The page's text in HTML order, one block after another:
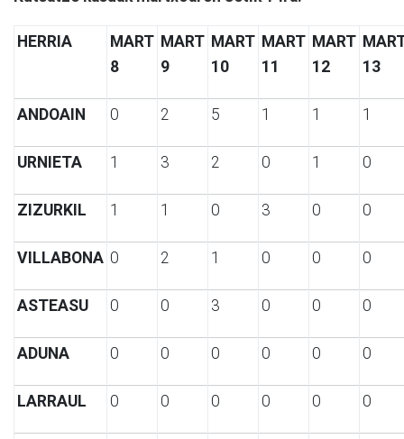
HERRIA
MART
8
MART
9
MART
10
MART
11
MART
12
13
ANDOAIN 0 2 5 1 1 1
URNIETA 1 3 2 0 1 0
ZIZURKIL 1 1 0 3 0 0
VILLABONA 0 2 1 0 0 0
ASTEASU 0 0 3 0 0 0
ADUNA 0 0 0 0 0 0
LARRAUL 0 0 0 0 0 0